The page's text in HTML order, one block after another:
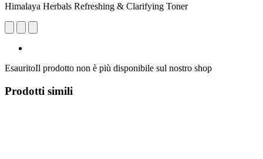
Himalaya Herbals Refreshing & Clarifying Toner
EsauritoIl prodotto non è più disponibile sul nostro shop
Prodotti simili